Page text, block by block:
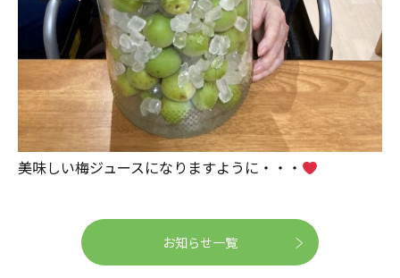
美味しい梅ジュースになりますように・・・
お知らせ一覧